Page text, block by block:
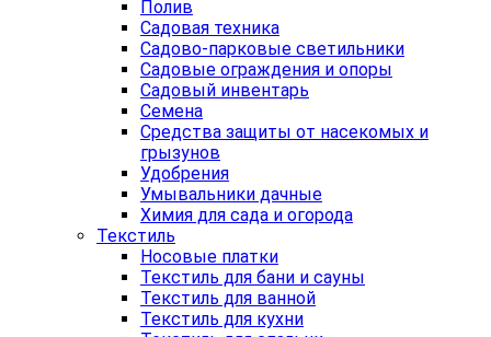
Полив
Садовая техника
Садово-парковые светильники
Садовые ограждения и опоры
Садовый инвентарь
Семена
Средства защиты от насекомых и
грызунов
Удобрения
Умывальники дачные
Химия для сада и огорода
Текстиль
Носовые платки
Текстиль для бани и сауны
Текстиль для ванной
Текстиль для кухни